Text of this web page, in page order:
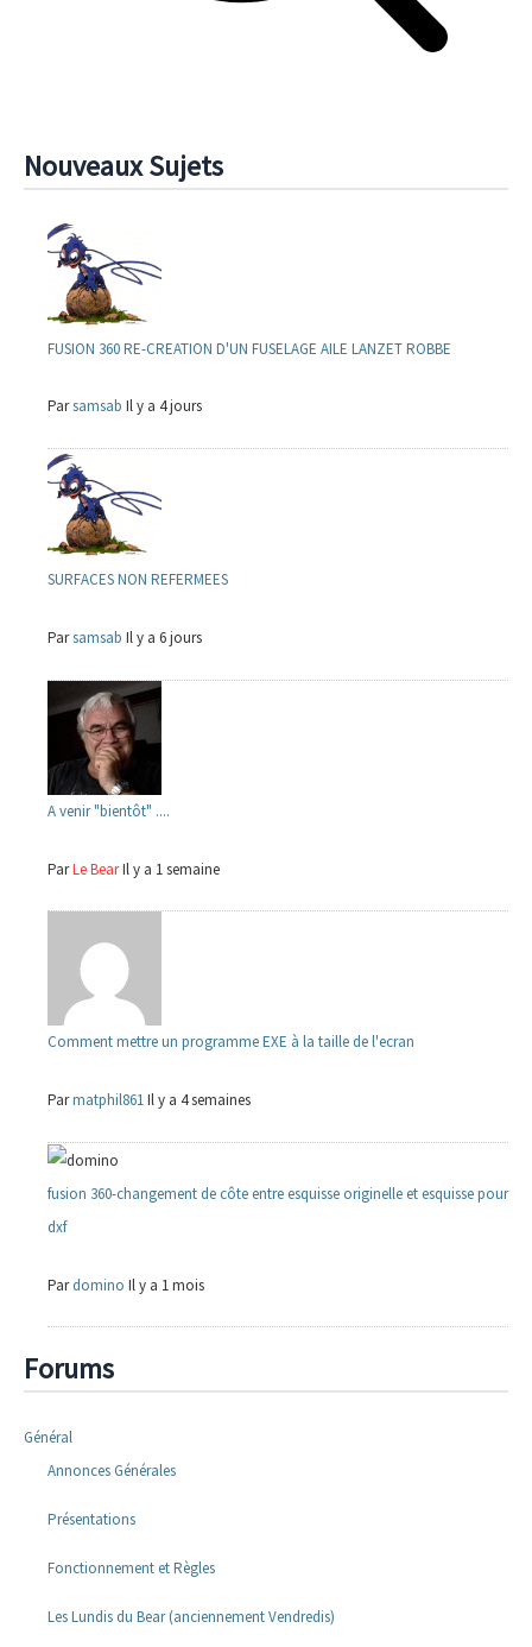
Nouveaux Sujets
FUSION 360 RE-CREATION D'UN FUSELAGE AILE LANZET ROBBE
Parsamsab Il y a 4 jours
SURFACES NON REFERMEES
Parsamsab Il y a 6 jours
A venir "bientôt" ....
ParLe BearIl y a 1 semaine
Comment mettre un programme EXE à la taille de l'ecran
Parmatphil861Il y a 4 semaines
fusion 360-changement de côte entre esquisse originelle et esquisse pour
dxf
Pardomino Il y a 1 mois
Forums
Général
Annonces Générales
Présentations
Fonctionnement et Règles
Les Lundis du Bear (anciennement Vendredis)